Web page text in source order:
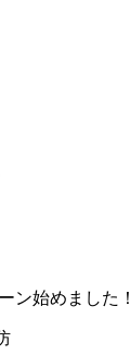
ン始めました！